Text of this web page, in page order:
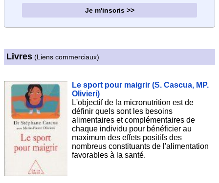
Je m'inscris >>
Livres (Liens commerciaux)
Le sport pour maigrir (S. Cascua, MP.
Olivieri)
L'objectif de la micronutrition est de
définir quels sont les besoins
alimentaires et complémentaires de
chaque individu pour bénéficier au
maximum des effets positifs des
nombreus constituants de l'alimentation
favorables à la santé.